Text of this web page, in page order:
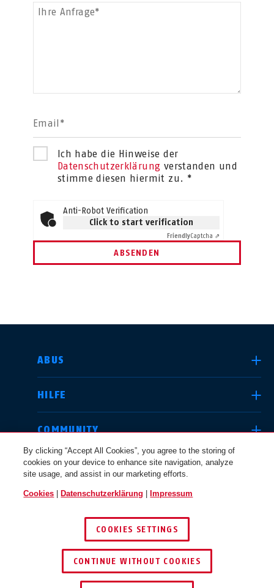
Ihre Anfrage*
Email*
Ich habe die Hinweise der
Datenschutzerklärung verstanden und
stimme diesen hiermit zu. *
Anti-Robot Verification
Click to start verification
FriendlyCaptcha ⇗
ABSENDEN
ABUS
HILFE
COMMUNITY
RECHTLICHES
© 2026 ABUS
LAND AUSWÄHLEN
Deutschland
Canada
Österreich
By clicking “Accept All Cookies”, you agree to the storing of
cookies on your device to enhance site navigation, analyze
site usage, and assist in our marketing efforts.
Cookies Datenschutzerklärung Impressum
COOKIES SETTINGS
CONTINUE WITHOUT COOKIES